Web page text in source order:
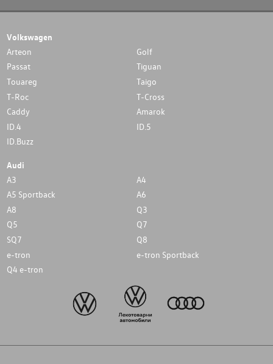
Volkswagen
Arteon
Golf
Passat
Tiguan
Touareg
Taigo
T-Roc
T-Cross
Caddy
Amarok
ID.4
ID.5
ID.Buzz
Audi
A3
A4
A5 Sportback
A6
A8
Q3
Q5
Q7
SQ7
Q8
e-tron
e-tron Sportback
Q4 e-tron